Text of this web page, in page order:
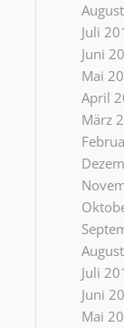
Juli
Juni
Mai
April
März
Juli
Juni
Mai